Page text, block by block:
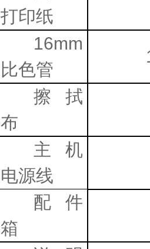
打印纸
16mm
比色管
擦拭
布
主机
电源线
配件
箱